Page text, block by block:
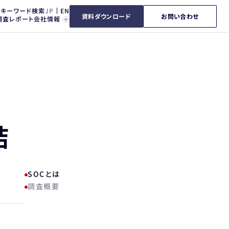
キーワード検索
査レポート会社情報 資料ダウンロード お問い合わせ
SOCとは
調査概要